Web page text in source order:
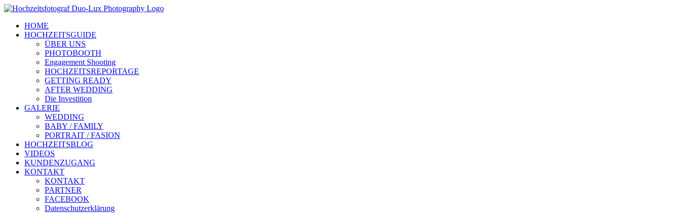
Zum
springenHOME
HOCHZEITSGUIDE
ÜBER UNS
PHOTOBOOTH
Engagement Shooting
HOCHZEITSREPORTAGE
GETTING READY
AFTER WEDDING
Die Investition
GALERIE
WEDDING
BABY / FAMILY
PORTRAIT / FASION
HOCHZEITSBLOG
VIDEOS
KUNDENZUGANG
KONTAKT
KONTAKT
PARTNER
FACEBOOK
Datenschutzerklärung